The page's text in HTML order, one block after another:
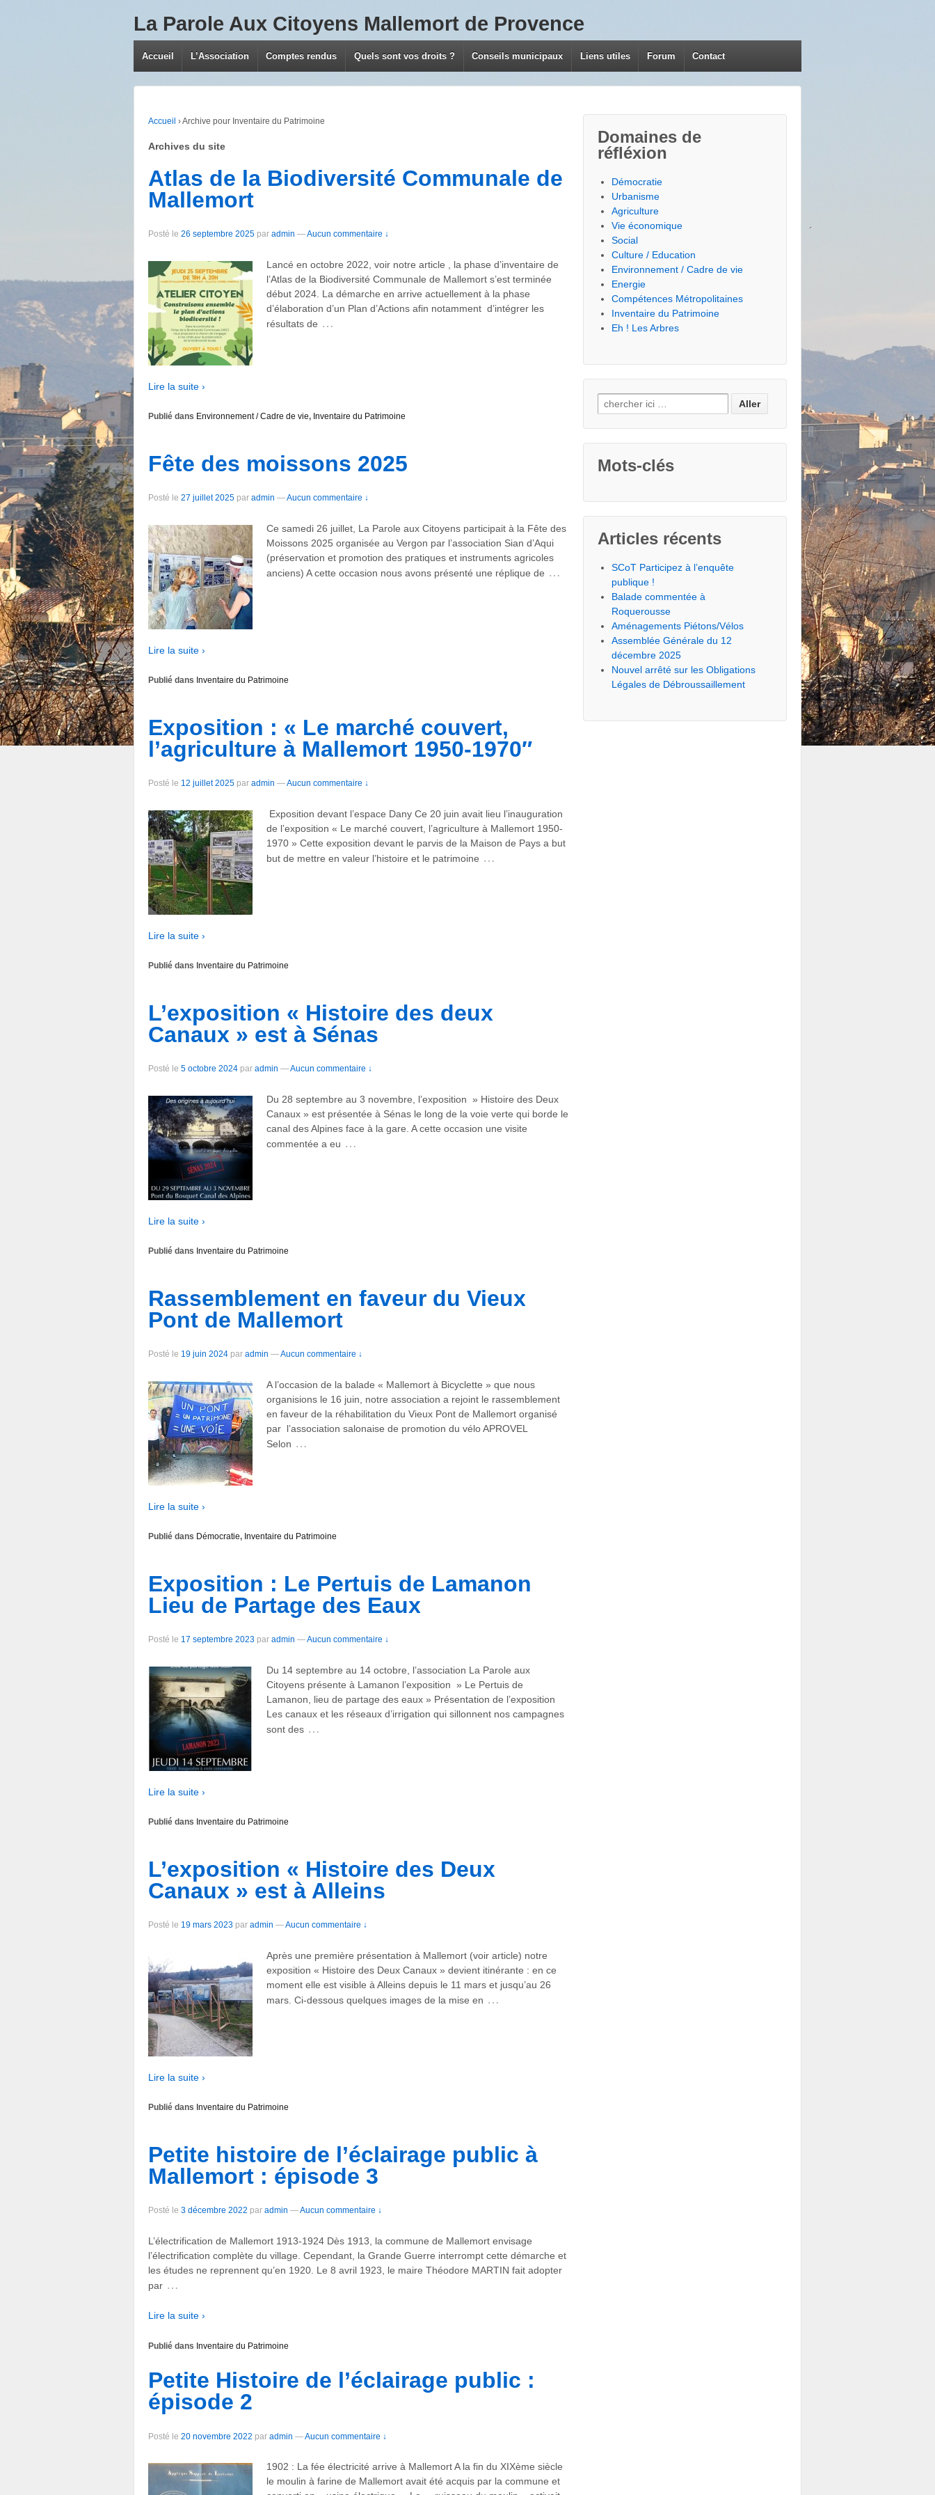
La Parole Aux Citoyens Mallemort de Provence
Accueil L’Association Comptes rendus Quels sont vos droits ? Conseils municipaux Liens utiles Forum Contact
Accueil ›Archive pour Inventaire du Patrimoine
Archives du site
Atlas de la Biodiversité Communale de
Mallemort
Posté le 26 septembre 2025 par admin —Aucun commentaire ↓
Lancé en octobre 2022, voir notre article , la phase d’inventaire de
l’Atlas de la Biodiversité Communale de Mallemort s’est terminée
début 2024. La démarche en arrive actuellement à la phase
d’élaboration d’un Plan d’Actions afin notamment d’intégrer les
résultats de …
Lire la suite ›
Publié dans Environnement / Cadre de vie, Inventaire du Patrimoine
Fête des moissons 2025
Posté le 27 juillet 2025 par admin —Aucun commentaire ↓
Ce samedi 26 juillet, La Parole aux Citoyens participait à la Fête des
Moissons 2025 organisée au Vergon par l’association Sian d’Aqui
(préservation et promotion des pratiques et instruments agricoles
anciens) A cette occasion nous avons présenté une réplique de …
Lire la suite ›
Publié dans Inventaire du Patrimoine
Exposition : « Le marché couvert,
l’agriculture à Mallemort 1950-1970″
Posté le 12 juillet 2025 par admin —Aucun commentaire ↓
Exposition devant l’espace Dany Ce 20 juin avait lieu l’inauguration
de l’exposition « Le marché couvert, l’agriculture à Mallemort 1950-
1970 » Cette exposition devant le parvis de la Maison de Pays a but
but de mettre en valeur l’histoire et le patrimoine …
Lire la suite ›
Publié dans Inventaire du Patrimoine
L’exposition « Histoire des deux
Canaux » est à Sénas
Posté le 5 octobre 2024 par admin —Aucun commentaire ↓
Du 28 septembre au 3 novembre, l’exposition » Histoire des Deux
Canaux » est présentée à Sénas le long de la voie verte qui borde le
canal des Alpines face à la gare. A cette occasion une visite
commentée a eu …
Lire la suite ›
Publié dans Inventaire du Patrimoine
Rassemblement en faveur du Vieux
Pont de Mallemort
Posté le 19 juin 2024 par admin —Aucun commentaire ↓
A l’occasion de la balade « Mallemort à Bicyclette » que nous
organisions le 16 juin, notre association a rejoint le rassemblement
en faveur de la réhabilitation du Vieux Pont de Mallemort organisé
par l’association salonaise de promotion du vélo APROVEL
Selon …
Lire la suite ›
Publié dans Démocratie, Inventaire du Patrimoine
Exposition : Le Pertuis de Lamanon
Lieu de Partage des Eaux
Posté le 17 septembre 2023 par admin —Aucun commentaire ↓
Du 14 septembre au 14 octobre, l’association La Parole aux
Citoyens présente à Lamanon l’exposition » Le Pertuis de
Lamanon, lieu de partage des eaux » Présentation de l’exposition
Les canaux et les réseaux d’irrigation qui sillonnent nos campagnes
sont des …
Lire la suite ›
Publié dans Inventaire du Patrimoine
L’exposition « Histoire des Deux
Canaux » est à Alleins
Posté le 19 mars 2023 par admin —Aucun commentaire ↓
Après une première présentation à Mallemort (voir article) notre
exposition « Histoire des Deux Canaux » devient itinérante : en ce
moment elle est visible à Alleins depuis le 11 mars et jusqu’au 26
mars. Ci-dessous quelques images de la mise en …
Lire la suite ›
Publié dans Inventaire du Patrimoine
Petite histoire de l’éclairage public à
Mallemort : épisode 3
Posté le 3 décembre 2022 par admin —Aucun commentaire ↓
L’électrification de Mallemort 1913-1924 Dès 1913, la commune de Mallemort envisage
l’électrification complète du village. Cependant, la Grande Guerre interrompt cette démarche et
les études ne reprennent qu’en 1920. Le 8 avril 1923, le maire Théodore MARTIN fait adopter
par …
Lire la suite ›
Publié dans Inventaire du Patrimoine
Petite Histoire de l’éclairage public :
épisode 2
Posté le 20 novembre 2022 par admin —Aucun commentaire ↓
1902 : La fée électricité arrive à Mallemort A la fin du XIXème siècle
le moulin à farine de Mallemort avait été acquis par la commune et
Domaines de
réfléxion
Démocratie
Urbanisme
Agriculture
Vie économique
Social
Culture / Education
Environnement / Cadre de vie
Energie
Compétences Métropolitaines
Inventaire du Patrimoine
Eh ! Les Arbres
Mots-clés
Articles récents
SCoT Participez à l’enquête
publique !
Balade commentée à
Roquerousse
Aménagements Piétons/Vélos
Assemblée Générale du 12
décembre 2025
Nouvel arrêté sur les Obligations
Légales de Débroussaillement